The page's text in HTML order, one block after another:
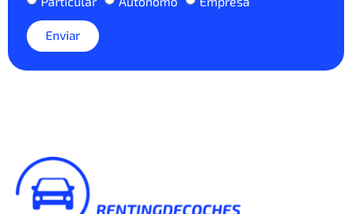
Enviar